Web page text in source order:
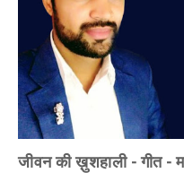
जीवन की ख़ुशहाली - गीत -